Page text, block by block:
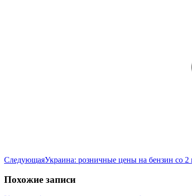
СледующаяСледующая
Украина: розничные цены на бензин со 2
Похожие записи